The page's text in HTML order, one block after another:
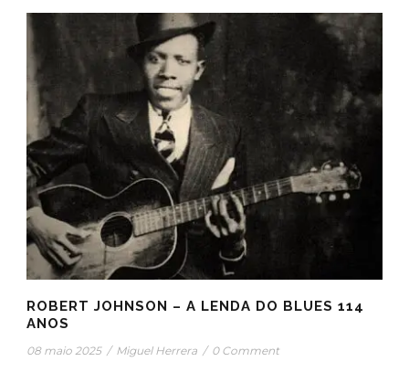
ROBERT JOHNSON – A LENDA DO BLUES 114
ANOS
08 maio 2025 / Miguel Herrera / 0 Comment